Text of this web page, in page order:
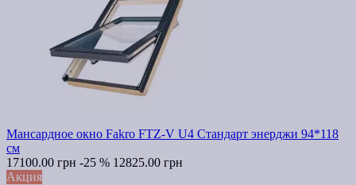
Мансардное окно Fakro FTZ-V U4 Стандарт энерджи 94*118
см
17100.00 грн -25 % 12825.00 грн
Акция